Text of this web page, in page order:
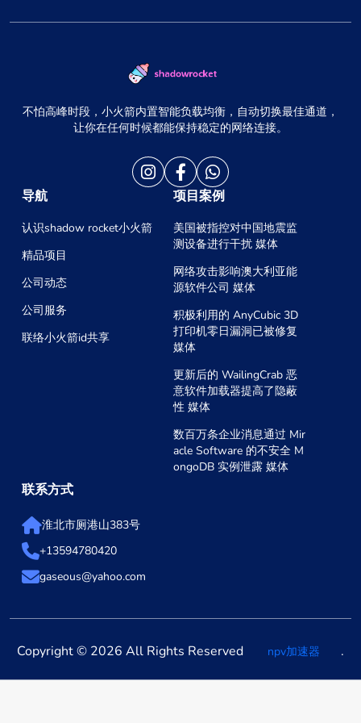
不怕高峰时段，小火箭内置智能负载均衡，自动切换最佳通道，
让你在任何时候都能保持稳定的网络连接。
导航
认识shadow rocket小火箭
精品项目
公司动态
公司服务
联络小火箭id共享
项目案例
美国被指控对中国地震监
测设备进行干扰 媒体
网络攻击影响澳大利亚能
源软件公司 媒体
积极利用的 AnyCubic 3D
打印机零日漏洞已被修复
媒体
更新后的 WailingCrab 恶
意软件加载器提高了隐蔽
性 媒体
数百万条企业消息通过 Mir
acle Software 的不安全 M
ongoDB 实例泄露 媒体
联系方式
淮北市厕港山383号
+13594780420
gaseous@yahoo.com
Copyright © 2026 All Rights Reserved npv加速器 .